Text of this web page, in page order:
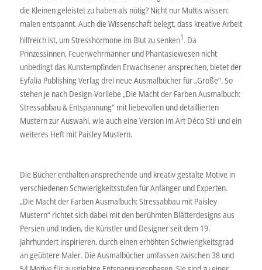
die Kleinen geleistet zu haben als nötig? Nicht nur Muttis wissen:
malen entspannt. Auch die Wissenschaft belegt, dass kreative Arbeit
hilfreich ist, um Stresshormone im Blut zu senken1 . Da
Prinzessinnen, Feuerwehrmänner und Phantasiewesen nicht
unbedingt das Kunstempfinden Erwachsener ansprechen, bietet der
Eyfalia Publishing Verlag drei neue Ausmalbücher für „Große“. So
stehen je nach Design-Vorliebe „Die Macht der Farben Ausmalbuch:
Stressabbau & Entspannung“ mit liebevollen und detaillierten
Mustern zur Auswahl, wie auch eine Version im Art Déco Stil und ein
weiteres Heft mit Paisley Mustern.
Die Bücher enthalten ansprechende und kreativ gestalte Motive in
verschiedenen Schwierigkeitsstufen für Anfänger und Experten.
„Die Macht der Farben Ausmalbuch: Stressabbau mit Paisley
Mustern“ richtet sich dabei mit den berühmten Blätterdesigns aus
Persien und Indien, die Künstler und Designer seit dem 19.
Jahrhundert inspirieren, durch einen erhöhten Schwierigkeitsgrad
an geübtere Maler. Die Ausmalbücher umfassen zwischen 38 und